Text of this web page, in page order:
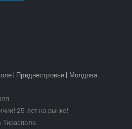
| Приднестровье | Молдова.
25 лет на рынке!
Тирасполе.